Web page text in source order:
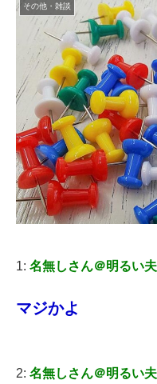
その他・雑談
1: 名無しさん＠明るい
マジかよ
2: 名無しさん＠明るい